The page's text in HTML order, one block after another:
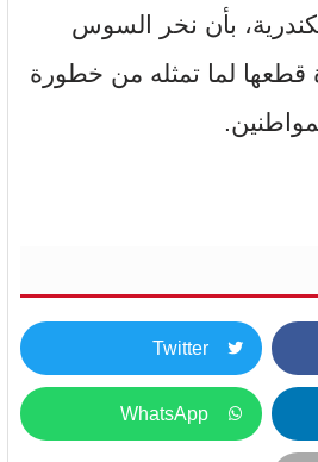
بأن نخر السوس
لما تمثله من خطورة
Twitter
WhatsApp